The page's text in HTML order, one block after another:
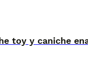
toy y caniche